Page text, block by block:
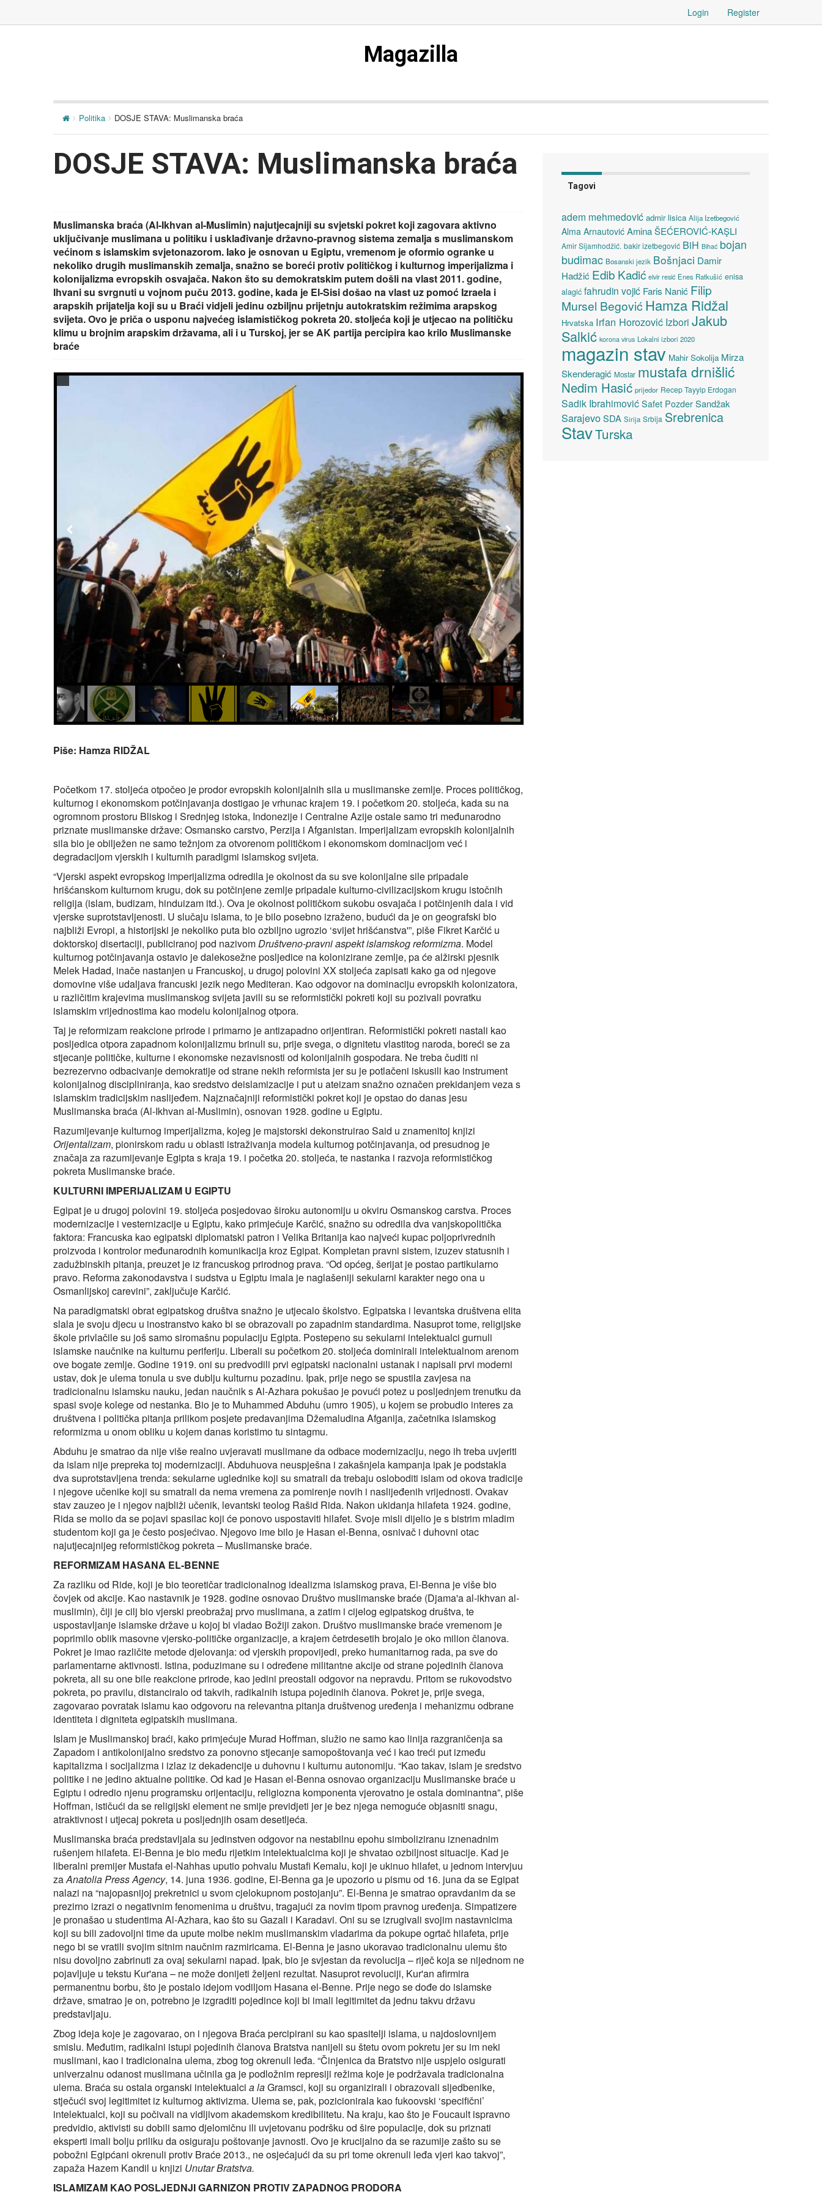
Login Register
Magazilla
Politika DOSJE STAVA: Muslimanska braća
DOSJE STAVA: Muslimanska braća
Muslimanska braća (Al-Ikhvan al-Muslimin) najutjecajniji su svjetski pokret koji zagovara aktivno
uključivanje muslimana u politiku i usklađivanje državno-pravnog sistema zemalja s muslimanskom
većinom s islamskim svjetonazorom. Iako je osnovan u Egiptu, vremenom je oformio ogranke u
nekoliko drugih muslimanskih zemalja, snažno se boreći protiv političkog i kulturnog imperijalizma i
kolonijalizma evropskih osvajača. Nakon što su demokratskim putem došli na vlast 2011. godine,
Ihvani su svrgnuti u vojnom puču 2013. godine, kada je El-Sisi došao na vlast uz pomoć Izraela i
arapskih prijatelja koji su u Braći vidjeli jedinu ozbiljnu prijetnju autokratskim režimima arapskog
svijeta. Ovo je priča o usponu najvećeg islamističkog pokreta 20. stoljeća koji je utjecao na političku
klimu u brojnim arapskim državama, ali i u Turskoj, jer se AK partija percipira kao krilo Muslimanske
braće
Piše: Hamza RIDŽAL
Početkom 17. stoljeća otpočeo je prodor evropskih kolonijalnih sila u muslimanske zemlje. Proces političkog,
kulturnog i ekonomskom potčinjavanja dostigao je vrhunac krajem 19. i početkom 20. stoljeća, kada su na
ogromnom prostoru Bliskog i Srednjeg istoka, Indonezije i Centralne Azije ostale samo tri međunarodno
priznate muslimanske države: Osmansko carstvo, Perzija i Afganistan. Imperijalizam evropskih kolonijalnih
sila bio je obilježen ne samo težnjom za otvorenom političkom i ekonomskom dominacijom već i
degradacijom vjerskih i kulturnih paradigmi islamskog svijeta.
“Vjerski aspekt evropskog imperijalizma odredila je okolnost da su sve kolonijalne sile pripadale
hrišćanskom kulturnom krugu, dok su potčinjene zemlje pripadale kulturno‑civilizacijskom krugu istočnih
religija (islam, budizam, hinduizam itd.). Ova je okolnost političkom sukobu osvajača i potčinjenih dala i vid
vjerske suprotstavljenosti. U slučaju islama, to je bilo posebno izraženo, budući da je on geografski bio
najbliži Evropi, a historijski je nekoliko puta bio ozbiljno ugrozio ‘svijet hrišćanstva'”, piše Fikret Karčić u
doktorskoj disertaciji, publiciranoj pod nazivom Društveno-pravni aspekt islamskog reformizma. Model
kulturnog potčinjavanja ostavio je dalekosežne posljedice na kolonizirane zemlje, pa će alžirski pjesnik
Melek Hadad, inače nastanjen u Francuskoj, u drugoj polovini XX stoljeća zapisati kako ga od njegove
domovine više udaljava francuski jezik nego Mediteran. Kao odgovor na dominaciju evropskih kolonizatora,
u različitim krajevima muslimanskog svijeta javili su se reformistički pokreti koji su pozivali povratku
islamskim vrijednostima kao modelu kolonijalnog otpora.
Taj je reformizam reakcione prirode i primarno je antizapadno orijentiran. Reformistički pokreti nastali kao
posljedica otpora zapadnom kolonijalizmu brinuli su, prije svega, o dignitetu vlastitog naroda, boreći se za
stjecanje političke, kulturne i ekonomske nezavisnosti od kolonijalnih gospodara. Ne treba čuditi ni
bezrezervno odbacivanje demokratije od strane nekih reformista jer su je potlačeni iskusili kao instrument
kolonijalnog discipliniranja, kao sredstvo deislamizacije i put u ateizam snažno označen prekidanjem veza s
islamskim tradicijskim naslijeđem. Najznačajniji reformistički pokret koji je opstao do danas jesu
Muslimanska braća (Al-Ikhvan al-Muslimin), osnovan 1928. godine u Egiptu.
Razumijevanje kulturnog imperijalizma, kojeg je majstorski dekonstruirao Said u znamenitoj knjizi
Orijentalizam, pionirskom radu u oblasti istraživanja modela kulturnog potčinjavanja, od presudnog je
značaja za razumijevanje Egipta s kraja 19. i početka 20. stoljeća, te nastanka i razvoja reformističkog
pokreta Muslimanske braće.
KULTURNI IMPERIJALIZAM U EGIPTU
Egipat je u drugoj polovini 19. stoljeća posjedovao široku autonomiju u okviru Osmanskog carstva. Proces
modernizacije i vesternizacije u Egiptu, kako primjećuje Karčić, snažno su odredila dva vanjskopolitička
faktora: Francuska kao egipatski diplomatski patron i Velika Britanija kao najveći kupac poljoprivrednih
proizvoda i kontrolor međunarodnih komunikacija kroz Egipat. Kompletan pravni sistem, izuzev statusnih i
zadužbinskih pitanja, preuzet je iz francuskog prirodnog prava. “Od općeg, šerijat je postao partikularno
pravo. Reforma zakonodavstva i sudstva u Egiptu imala je naglašeniji sekularni karakter nego ona u
Osmanlijskoj carevini”, zaključuje Karčić.
Na paradigmatski obrat egipatskog društva snažno je utjecalo školstvo. Egipatska i levantska društvena elita
slala je svoju djecu u inostranstvo kako bi se obrazovali po zapadnim standardima. Nasuprot tome, religijske
škole privlačile su još samo siromašnu populaciju Egipta. Postepeno su sekularni intelektualci gurnuli
islamske naučnike na kulturnu periferiju. Liberali su početkom 20. stoljeća dominirali intelektualnom arenom
ove bogate zemlje. Godine 1919. oni su predvodili prvi egipatski nacionalni ustanak i napisali prvi moderni
ustav, dok je ulema tonula u sve dublju kulturnu pozadinu. Ipak, prije nego se spustila zavjesa na
tradicionalnu islamsku nauku, jedan naučnik s Al-Azhara pokušao je povući potez u posljednjem trenutku da
spasi svoje kolege od nestanka. Bio je to Muhammed Abduhu (umro 1905), u kojem se probudio interes za
društvena i politička pitanja prilikom posjete predavanjima Džemaludina Afganija, začetnika islamskog
reformizma u onom obliku u kojem danas koristimo tu sintagmu.
Abduhu je smatrao da nije više realno uvjeravati muslimane da odbace modernizaciju, nego ih treba uvjeriti
da islam nije prepreka toj modernizaciji. Abduhuova neuspješna i zakašnjela kampanja ipak je podstakla
dva suprotstavljena trenda: sekularne uglednike koji su smatrali da trebaju osloboditi islam od okova tradicije
i njegove učenike koji su smatrali da nema vremena za pomirenje novih i naslijeđenih vrijednosti. Ovakav
stav zauzeo je i njegov najbliži učenik, levantski teolog Rašid Rida. Nakon ukidanja hilafeta 1924. godine,
Rida se molio da se pojavi spasilac koji će ponovo uspostaviti hilafet. Svoje misli dijelio je s bistrim mladim
studentom koji ga je često posjećivao. Njegovo ime bilo je Hasan el-Benna, osnivač i duhovni otac
najutjecajnijeg reformističkog pokreta – Muslimanske braće.
REFORMIZAM HASANA EL-BENNE
Za razliku od Ride, koji je bio teoretičar tradicionalnog idealizma islamskog prava, El-Benna je više bio
čovjek od akcije. Kao nastavnik je 1928. godine osnovao Društvo muslimanske braće (Djama'a al-ikhvan al-
muslimin), čiji je cilj bio vjerski preobražaj prvo muslimana, a zatim i cijelog egipatskog društva, te
uspostavljanje islamske države u kojoj bi vladao Božiji zakon. Društvo muslimanske braće vremenom je
poprimilo oblik masovne vjersko-političke organizacije, a krajem četrdesetih brojalo je oko milion članova.
Pokret je imao različite metode djelovanja: od vjerskih propovijedi, preko humanitarnog rada, pa sve do
parlamentarne aktivnosti. Istina, poduzimane su i određene militantne akcije od strane pojedinih članova
pokreta, ali su one bile reakcione prirode, kao jedini preostali odgovor na nepravdu. Pritom se rukovodstvo
pokreta, po pravilu, distanciralo od takvih, radikalnih istupa pojedinih članova. Pokret je, prije svega,
zagovarao povratak islamu kao odgovoru na relevantna pitanja društvenog uređenja i mehanizmu odbrane
identiteta i digniteta egipatskih muslimana.
Islam je Muslimanskoj braći, kako primjećuje Murad Hoffman, služio ne samo kao linija razgraničenja sa
Zapadom i antikolonijalno sredstvo za ponovno stjecanje samopoštovanja već i kao treći put između
kapitalizma i socijalizma i izlaz iz dekadencije u duhovnu i kulturnu autonomiju. “Kao takav, islam je sredstvo
politike i ne jedino aktualne politike. Od kad je Hasan el-Benna osnovao organizaciju Muslimanske braće u
Egiptu i odredio njenu programsku orijentaciju, religiozna komponenta vjerovatno je ostala dominantna”, piše
Hoffman, ističući da se religijski element ne smije previdjeti jer je bez njega nemoguće objasniti snagu,
atraktivnost i utjecaj pokreta u posljednjih osam desetljeća.
Muslimanska braća predstavljala su jedinstven odgovor na nestabilnu epohu simboliziranu iznenadnim
rušenjem hilafeta. El-Benna je bio među rijetkim intelektualcima koji je shvatao ozbiljnost situacije. Kad je
liberalni premijer Mustafa el-Nahhas uputio pohvalu Mustafi Kemalu, koji je ukinuo hilafet, u jednom intervjuu
zaAnatolia Press Agency, 14. juna 1936. godine, El-Benna ga je upozorio u pismu od 16. juna da se Egipat
nalazi na “najopasnijoj prekretnici u svom cjelokupnom postojanju”. El-Benna je smatrao opravdanim da se
prezirno izrazi o negativnim fenomenima u društvu, tragajući za novim tipom pravnog uređenja. Simpatizere
je pronašao u studentima Al-Azhara, kao što su Gazali i Karadavi. Oni su se izrugivali svojim nastavnicima
koji su bili zadovoljni time da upute molbe nekim muslimanskim vladarima da pokupe ogrtač hilafeta, prije
nego bi se vratili svojim sitnim naučnim razmiricama. El-Benna je jasno ukoravao tradicionalnu ulemu što
nisu dovoljno zabrinuti za ovaj sekularni napad. Ipak, bio je svjestan da revolucija – riječ koja se nijednom ne
pojavljuje u tekstu Kur'ana – ne može donijeti željeni rezultat. Nasuprot revoluciji, Kur'an afirmira
permanentnu borbu, što je postalo idejom vodiljom Hasana el-Benne. Prije nego se dođe do islamske
države, smatrao je on, potrebno je izgraditi pojedince koji bi imali legitimitet da jednu takvu državu
predstavljaju.
Zbog ideja koje je zagovarao, on i njegova Braća percipirani su kao spasitelji islama, u najdoslovnijem
smislu. Međutim, radikalni istupi pojedinih članova Bratstva nanijeli su štetu ovom pokretu jer su im neki
muslimani, kao i tradicionalna ulema, zbog tog okrenuli leđa. “Činjenica da Bratstvo nije uspjelo osigurati
univerzalnu odanost muslimana učinila ga je podložnim represiji režima koje je podržavala tradicionalna
ulema. Braća su ostala organski intelektualci a laGramsci, koji su organizirali i obrazovali sljedbenike,
stječući svoj legitimitet iz kulturnog aktivizma. Ulema se, pak, pozicionirala kao fukoovski ‘specifični’
intelektualci, koji su počivali na vidljivom akademskom kredibilitetu. Na kraju, kao što je Foucault ispravno
predvidio, aktivisti su dobili samo djelomičnu ili uvjetovanu podršku od šire populacije, dok su priznati
eksperti imali bolju priliku da osiguraju poštovanje javnosti. Ovo je krucijalno da se razumije zašto su se
pobožni Egipćani okrenuli protiv Braće 2013., ne osjećajući da su pri tome okrenuli leđa vjeri kao takvoj”,
zapaža Hazem Kandil u knjizi Unutar Bratstva.
ISLAMIZAM KAO POSLJEDNJI GARNIZON PROTIV ZAPADNOG PRODORA
Tagovi
adem mehmedović admir lisica Alija Izetbegović
Alma Arnautović Amina ŠEĆEROVIĆ-KAŞLI
Amir Sijamhodžić. bakir izetbegović BiH Bihać bojan
budimac Bosanski jezik Bošnjaci Damir
Hadžić Edib Kadić elvir resić Enes Ratkušić enisa
alagić fahrudin vojić Faris Nanić Filip
Mursel Begović Hamza Ridžal
Hrvatska Irfan Horozović Izbori Jakub
Salkić korona virus Lokalni izbori 2020
magazin stav Mahir Sokolija Mirza
Skenderagić Mostar mustafa drnišlić
Nedim Hasić prijedor Recep Tayyip Erdogan
Sadik Ibrahimović Safet Pozder Sandžak
SarajevoSDA Sirija Srbija Srebrenica
StavTurska